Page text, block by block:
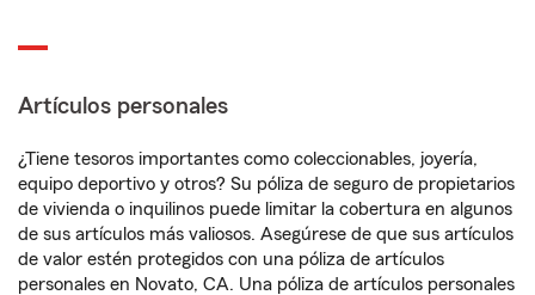
Artículos personales
¿Tiene tesoros importantes como coleccionables, joyería,
equipo deportivo y otros? Su póliza de seguro de propietarios
de vivienda o inquilinos puede limitar la cobertura en algunos
de sus artículos más valiosos. Asegúrese de que sus artículos
de valor estén protegidos con una póliza de artículos
personales en Novato, CA. Una póliza de artículos personales